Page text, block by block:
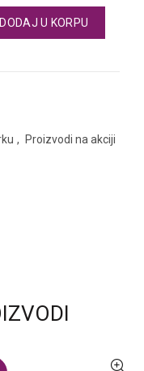
DODAJ U KORPU
, Proizvodi na akciji